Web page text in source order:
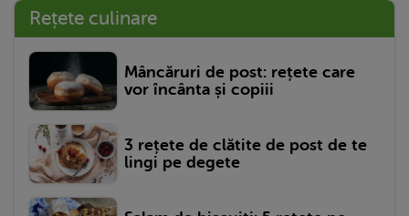
Rețete culinare
Mâncăruri de post: rețete care
vor încânta și copiii
3 rețete de clătite de post de te
lingi pe degete